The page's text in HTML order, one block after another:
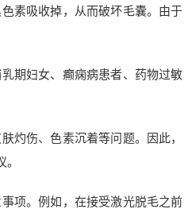
素吸收掉，从而破坏毛囊。由于
期妇女、癫痫病患者、药物过敏
灼伤、色素沉着等问题。因此，
项。例如，在接受激光脱毛之前